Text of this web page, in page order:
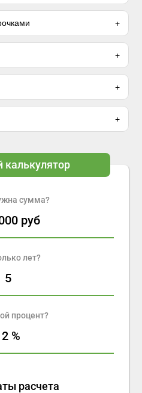
калькулятор
сумма?
руб
лет?
5
процент?
%
расчета